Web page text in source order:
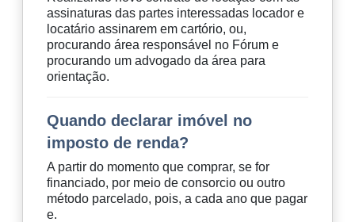
assinaturas das partes interessadas locador e
locatário assinarem em cartório, ou,
procurando área responsável no Fórum e
procurando um advogado da área para
orientação.
Quando declarar imóvel no
imposto de renda?
A partir do momento que comprar, se for
financiado, por meio de consorcio ou outro
método parcelado, pois, a cada ano que pagar
e.